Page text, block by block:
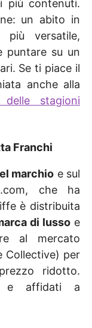
più contenuti.
un abito in
più versatile,
puntare su un
Se ti piace il
anche alla
delle stagioni
Franchi
marchio e sul
che ha
è distribuita
di lusso e
al mercato
Collective) per
ridotto.
e affidati a